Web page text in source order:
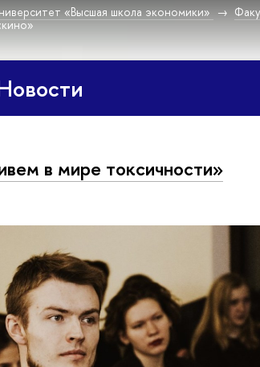
«Высшая школа экономики»
в мире токсичности»